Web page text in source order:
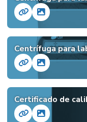
Centrífuga para
Certificado de